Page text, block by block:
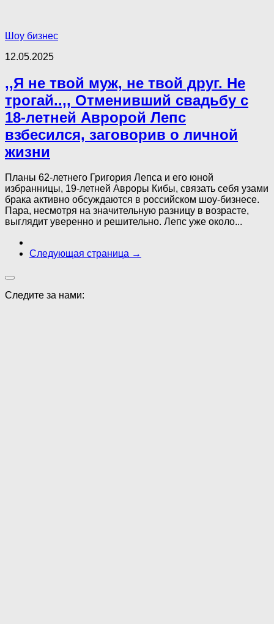
Шоу бизнес
12.05.2025
,,Я не твой муж, не твой друг. Не
трогай..,, Отменивший свадьбу с
18-летней Авророй Лепс
взбесился, заговорив о личной
жизни
Планы 62-летнего Григория Лепса и его юной
избранницы, 19-летней Авроры Кибы, связать себя узами
брака активно обсуждаются в российском шоу-бизнесе.
Пара, несмотря на значительную разницу в возрасте,
выглядит уверенно и решительно. Лепс уже около...
Следующая страница →
Следите за нами: